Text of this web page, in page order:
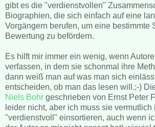
gibt es die "verdienstvollen"
Biographien, die sich einfach auf eine
Vorgängern berufen, um eine bestimmte
Bewertung zu befördern.
Es hilft mir immer ein wenig, wenn
verfassen, in dem sie schonmal ihre
dann weiß man auf was man sich
entscheiden, ob man das lesen will.;-)
Niels Bohr geschrieben von Ernst Peter
leider nicht, aber ich muss sie
"verdienstvoll" einsortieren, auch wenn